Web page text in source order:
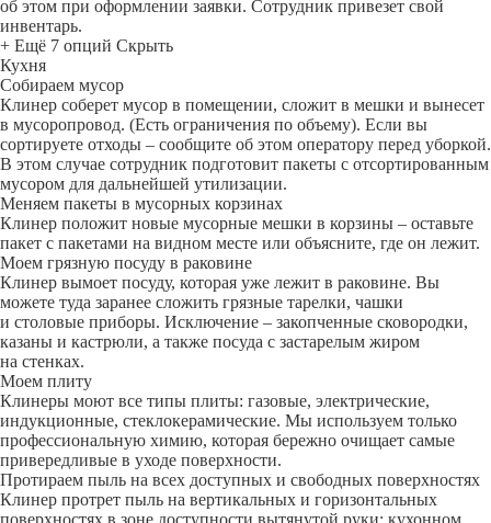
об этом при оформлении заявки. Сотрудник привезет свой
инвентарь.
+ Ещё 7 опций Скрыть
Кухня
Собираем мусор
Клинер соберет мусор в помещении, сложит в мешки и вынесет
в мусоропровод. (Есть ограничения по объему). Если вы
сортируете отходы – сообщите об этом оператору перед уборкой.
В этом случае сотрудник подготовит пакеты с отсортированным
мусором для дальнейшей утилизации.
Меняем пакеты в мусорных корзинах
Клинер положит новые мусорные мешки в корзины – оставьте
пакет с пакетами на видном месте или объясните, где он лежит.
Моем грязную посуду в раковине
Клинер вымоет посуду, которая уже лежит в раковине. Вы
можете туда заранее сложить грязные тарелки, чашки
и столовые приборы. Исключение – закопченные сковородки,
казаны и кастрюли, а также посуда с застарелым жиром
на стенках.
Моем плиту
Клинеры моют все типы плиты: газовые, электрические,
индукционные, стеклокерамические. Мы используем только
профессиональную химию, которая бережно очищает самые
привередливые в уходе поверхности.
Протираем пыль на всех доступных и свободных поверхностях
Клинер протрет пыль на вертикальных и горизонтальных
поверхностях в зоне доступности вытянутой руки: кухонном